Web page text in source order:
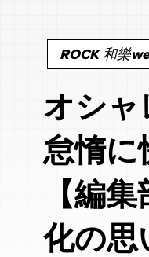
ROCK 和樂
オシャ
怠惰に
【編
化の思